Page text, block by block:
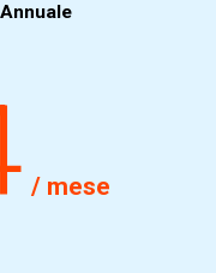
Annuale
/ mese